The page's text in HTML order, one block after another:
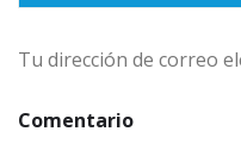
Tu dirección de correo
Comentario